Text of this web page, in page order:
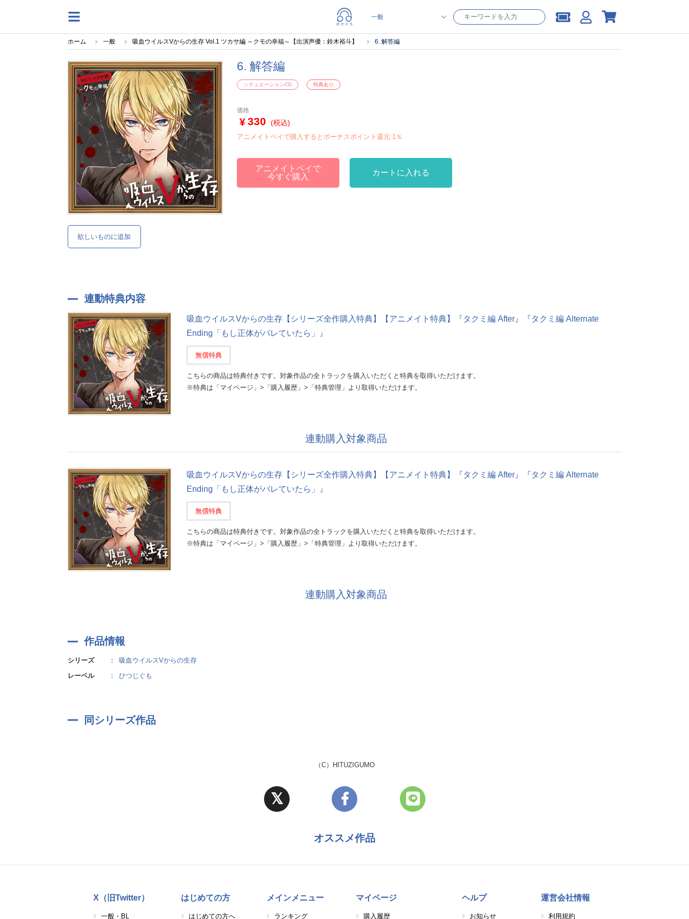
ホーム 一般 吸血ウイルスVからの生存 Vol.1 ツカサ編 ～クモの幸福～【出演声優：鈴木裕斗】 6. 解答編
欲しいものに追加
6. 解答編
シチュエーションCD 特典あり
価格
330 (税込)
アニメイトペイで購入するとボーナスポイント還元:1％
アニメイトペイで
今すぐ購入
カートに入れる
連動特典内容
吸血ウイルスVからの生存【シリーズ全作購入特典】【アニメイト特典】『タクミ編 After』『タクミ編 Alternate
Ending「もし正体がバレていたら」』
無償特典
こちらの商品は特典付きです。対象作品の全トラックを購入いただくと特典を取得いただけます。
※特典は「マイページ」>「購入履歴」>「特典管理」より取得いただけます。
連動購入対象商品
吸血ウイルスVからの生存【シリーズ全作購入特典】【アニメイト特典】『タクミ編 After』『タクミ編 Alternate
Ending「もし正体がバレていたら」』
無償特典
こちらの商品は特典付きです。対象作品の全トラックを購入いただくと特典を取得いただけます。
※特典は「マイページ」>「購入履歴」>「特典管理」より取得いただけます。
連動購入対象商品
作品情報
シリーズ ：
吸血ウイルスVからの生存
レーベル
： ひつじぐも
同シリーズ作品
（C）HITUZIGUMO
オススメ作品
X（旧Twitter）
一般・BL
はじめての方
はじめての方へ
メインメニュー
ランキング
マイページ
購入履歴
ヘルプ
お知らせ
運営会社情報
利用規約